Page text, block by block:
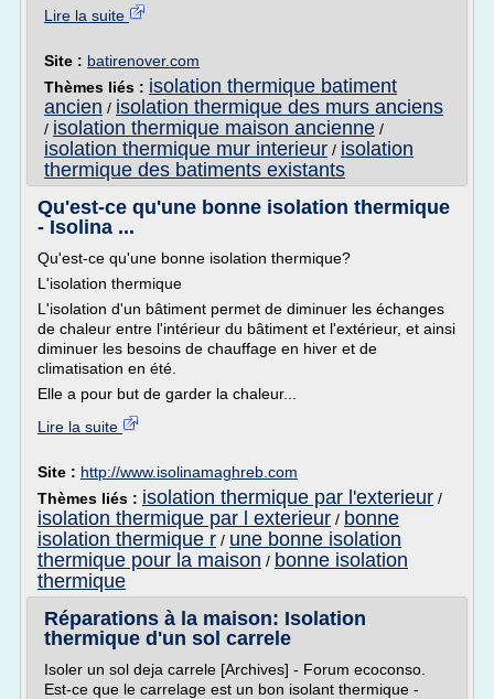
Lire la suite
Site : batirenover.com
Thèmes liés : isolation thermique batiment
ancien / isolation thermique des murs anciens
/ isolation thermique maison ancienne /
isolation thermique mur interieur / isolation
thermique des batiments existants
Qu'est-ce qu'une bonne isolation thermique
- Isolina ...
Qu'est-ce qu'une bonne isolation thermique?
L'isolation thermique
L'isolation d'un bâtiment permet de diminuer les échanges
de chaleur entre l'intérieur du bâtiment et l'extérieur, et ainsi
diminuer les besoins de chauffage en hiver et de
climatisation en été.
Elle a pour but de garder la chaleur...
Lire la suite
Site : http://www.isolinamaghreb.com
Thèmes liés : isolation thermique par l'exterieur /
isolation thermique par l exterieur / bonne
isolation thermique r / une bonne isolation
thermique pour la maison / bonne isolation
thermique
Réparations à la maison: Isolation
thermique d'un sol carrele
Isoler un sol deja carrele [Archives] - Forum ecoconso.
Est-ce que le carrelage est un bon isolant thermique -